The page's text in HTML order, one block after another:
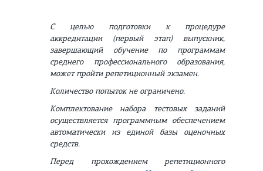
С целью подготовки к процедуре
аккредитации (первый этап) выпускник,
завершающий обучение по программам
среднего профессионального образования,
может пройти репетиционный экзамен.
Количество попыток не ограничено.
Комплектование набора тестовых заданий
осуществляется программным обеспечением
автоматически из единой базы оценочных
средств.
Перед прохождением репетиционного